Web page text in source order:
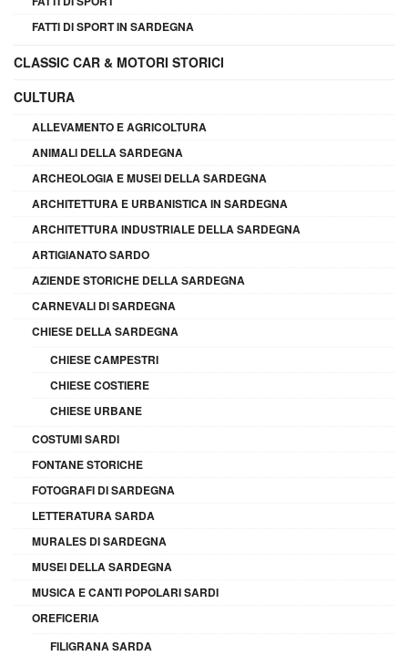
FATTI DI SPORT IN SARDEGNA
CLASSIC CAR & MOTORI STORICI
CULTURA
ALLEVAMENTO E AGRICOLTURA
ANIMALI DELLA SARDEGNA
ARCHEOLOGIA E MUSEI DELLA SARDEGNA
ARCHITETTURA E URBANISTICA IN SARDEGNA
ARCHITETTURA INDUSTRIALE DELLA SARDEGNA
ARTIGIANATO SARDO
AZIENDE STORICHE DELLA SARDEGNA
CARNEVALI DI SARDEGNA
CHIESE DELLA SARDEGNA
CHIESE CAMPESTRI
CHIESE COSTIERE
CHIESE URBANE
COSTUMI SARDI
FONTANE STORICHE
FOTOGRAFI DI SARDEGNA
LETTERATURA SARDA
MURALES DI SARDEGNA
MUSEI DELLA SARDEGNA
MUSICA E CANTI POPOLARI SARDI
OREFICERIA
FILIGRANA SARDA